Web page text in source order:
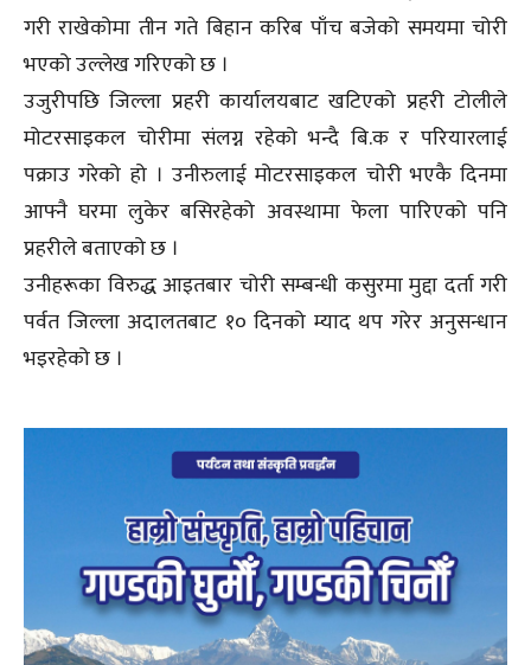
गरी राखेकोमा तीन गते बिहान करिब पाँच बजेको समयमा चोरी
भएको उल्लेख गरिएको छ ।
उजुरीपछि जिल्ला प्रहरी कार्यालयबाट खटिएको प्रहरी टोलीले
मोटरसाइकल चोरीमा संलग्न रहेको भन्दै बि.क र परियारलाई
पक्राउ गरेको हो । उनीरुलाई मोटरसाइकल चोरी भएकै दिनमा
आफ्नै घरमा लुकेर बसिरहेको अवस्थामा फेला पारिएको पनि
प्रहरीले बताएको छ ।
उनीहरूका विरुद्ध आइतबार चोरी सम्बन्धी कसुरमा मुद्दा दर्ता गरी
पर्वत जिल्ला अदालतबाट १० दिनको म्याद थप गरेर अनुसन्धान
भइरहेको छ ।